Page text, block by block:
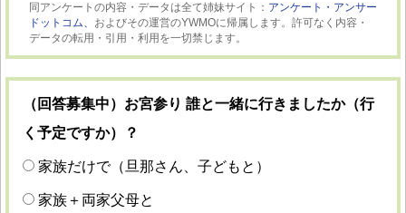
同アンケートの内容・データは全て姉妹サイト： アンケート・アンサー
ドットコム、 およびその運営のYWMOに帰属します。許可なく内容・
データの転用・引用・利用を一切禁じます。
（回答募集中）お宮参り 誰と一緒に行きましたか（行
く予定ですか）？
家族だけで（旦那さん、子どもと）
家族＋両家父母と